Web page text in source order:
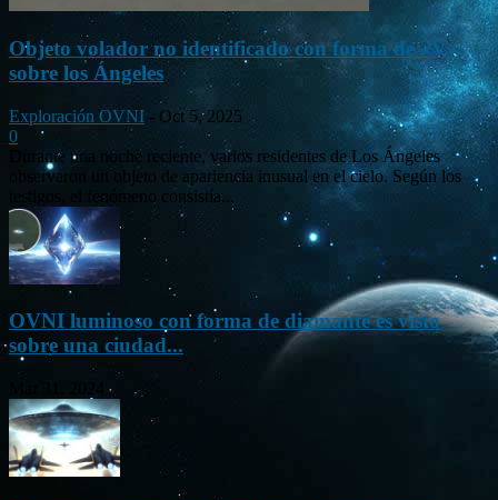
Objeto volador no identificado con forma de «V»
sobre los Ángeles
Exploración OVNI - Oct 5, 2025
0
Durante una noche reciente, varios residentes de Los Ángeles
observaron un objeto de apariencia inusual en el cielo. Según los
testigos, el fenómeno consistía...
OVNI luminoso con forma de diamante es visto
sobre una ciudad...